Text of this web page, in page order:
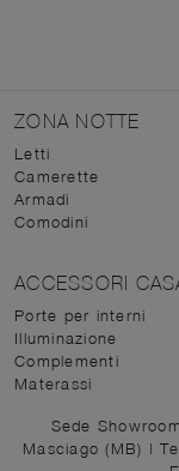
ZONA NOTTE
Letti
Camerette
Armadi
Comodini
ACCESSORI
Porte per interni
Illuminazione
Complementi
Materassi
Sede
Masciago (MB) |